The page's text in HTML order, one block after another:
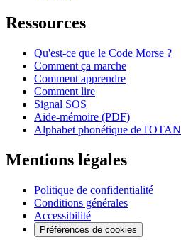
Ressources
Qu'est-ce que le Code Morse ?
Comment ça marche
Comment apprendre
Comment lire
Signal SOS
Aide-mémoire (PDF)
Alphabet phonétique de l'OTAN
Mentions légales
Politique de confidentialité
Conditions générales
Accessibilité
Préférences de cookies